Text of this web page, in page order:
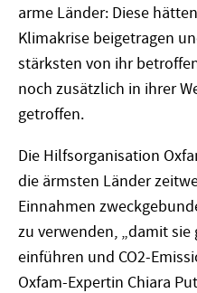
arme Länder: Diese
Klimakrise beigetragen
stärksten von ihr
noch zusätzlich in ihrer
getroffen.
Die Hilfsorganisation
die ärmsten Länder
Einnahmen
zu verwenden, „damit
einführen und CO2-
Oxfam-Expertin Chiara